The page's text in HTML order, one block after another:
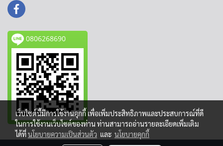
0806268690
เว็บไซต์นี้มีการใช้งานคุกกี้ เพื่อเพิ่มประสิทธิภาพและประสบการณ์ที่ดี
ในการใช้งานเว็บไซต์ของท่าน ท่านสามารถอ่านรายละเอียดเพิ่มเติม
ได้ที่นโยบายความเป็นส่วนตัว และ นโยบายคุกกี้